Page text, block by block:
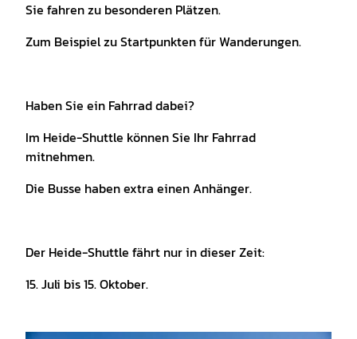
Sie fahren zu besonderen Plätzen.
Zum Beispiel zu Startpunkten für Wanderungen.
Haben Sie ein Fahrrad dabei?
Im Heide-Shuttle können Sie Ihr Fahrrad
mitnehmen.
Die Busse haben extra einen Anhänger.
Der Heide-Shuttle fährt nur in dieser Zeit:
15. Juli bis 15. Oktober.